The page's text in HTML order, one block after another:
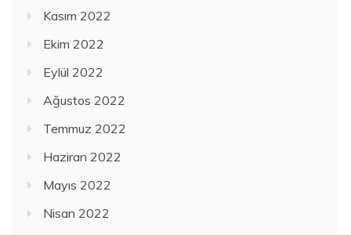
Kasım 2022
Ekim 2022
Eylül 2022
Ağustos 2022
Temmuz 2022
Haziran 2022
Mayıs 2022
Nisan 2022